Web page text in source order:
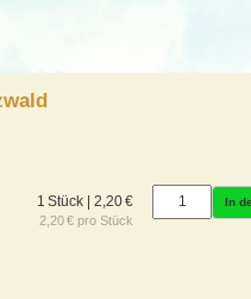
1 Stück | 2,20 €
2,20 € pro Stück
In